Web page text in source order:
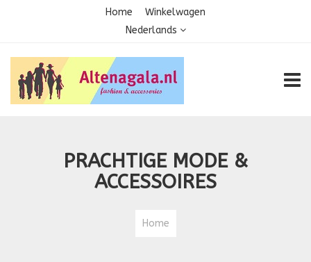
Home
Winkelwagen
Nederlands
PRACHTIGE MODE &
ACCESSOIRES
Home